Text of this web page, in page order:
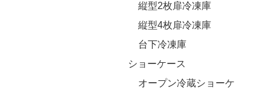
縦型2枚扉冷凍庫
縦型4枚扉冷凍庫
台下冷凍庫
ショーケース
オープン冷蔵ショーケ